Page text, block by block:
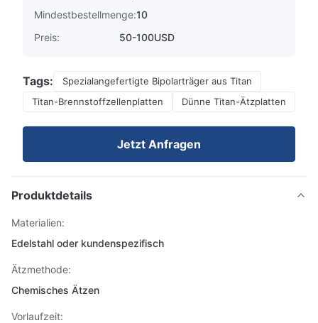
Mindestbestellmenge:10
Preis:
50-100USD
Tags:
Spezialangefertigte Bipolarträger aus Titan
Titan-Brennstoffzellenplatten
Dünne Titan-Ätzplatten
Jetzt Anfragen
Produktdetails
Materialien:
Edelstahl oder kundenspezifisch
Ätzmethode:
Chemisches Ätzen
Vorlaufzeit: